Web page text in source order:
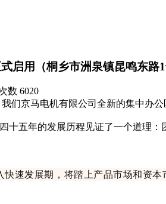
启用（桐乡市洲泉镇昆鸣东路
数 6020
们京马电机有限公司全新的集中办公
十五年的发展历程见证了一个道理
速发展期，将踏上产品市场和资